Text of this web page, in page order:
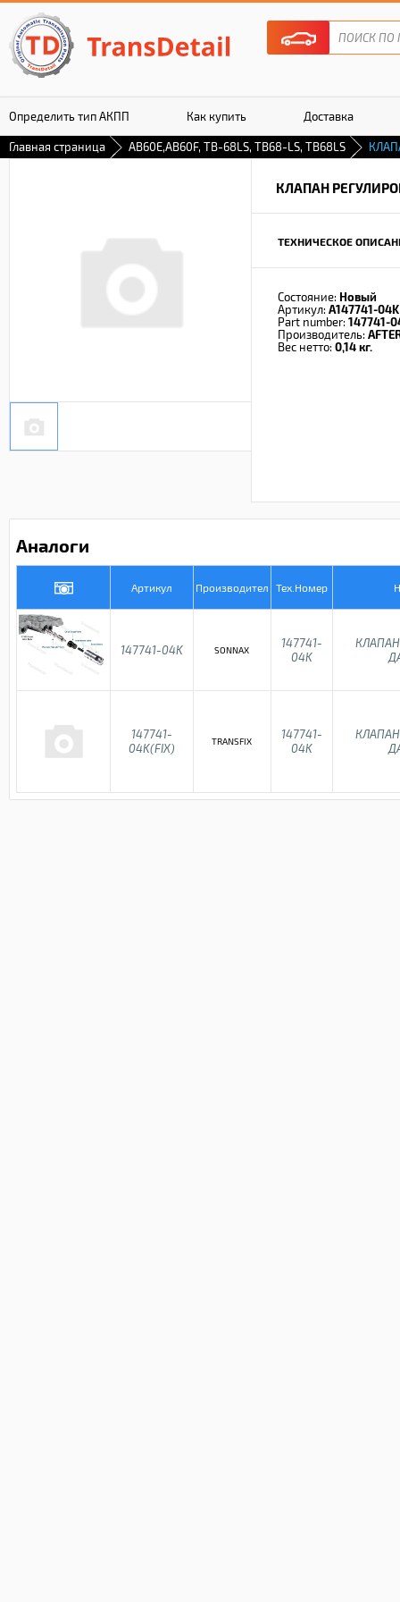
Определить тип АКПП Как купить Доставка
Гарантия
Главная страница AB60E,AB60F, TB-68LS, TB68-LS, TB68LS
КЛАПАН
ТЕХНИЧЕСКОЕ
Состояние: Новый
Артикул: A147741-04K
Part number: 147741-
Производитель:
Вес нетто: 0,14 кг.
Аналоги
Артикул Производител Тех.Номер
147741-04K SONNAX
147741-
04K
147741-
04K(FIX)
TRANSFIX
147741-
04K